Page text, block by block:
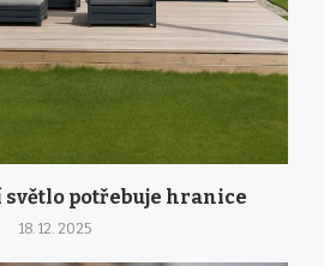
světlo potřebuje hranice
18. 12. 2025